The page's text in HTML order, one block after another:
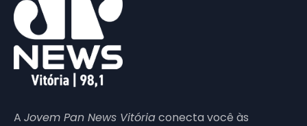
A Jovem Pan News Vitóriaconecta você às